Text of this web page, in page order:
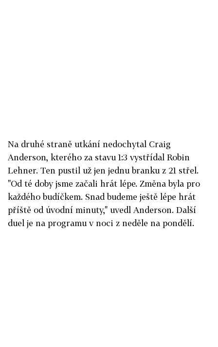
Na druhé straně utkání nedochytal Craig
Anderson, kterého za stavu 1:3 vystřídal Robin
Lehner. Ten pustil už jen jednu branku z 21 střel.
"Od té doby jsme začali hrát lépe. Změna byla pro
každého budíčkem. Snad budeme ještě lépe hrát
příště od úvodní minuty," uvedl Anderson. Další
duel je na programu v noci z neděle na pondělí.